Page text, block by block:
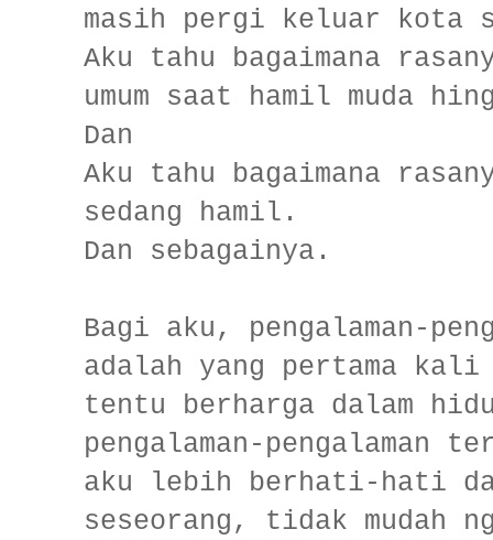
masih pergi keluar kota
Aku tahu bagaimana
umum saat hamil muda
Dan
Aku tahu bagaimana
sedang hamil.
Dan sebagainya.
Bagi aku, pengalaman-
adalah yang pertama
tentu berharga dalam
pengalaman-pengalaman
aku lebih berhati-hati
seseorang, tidak mudah